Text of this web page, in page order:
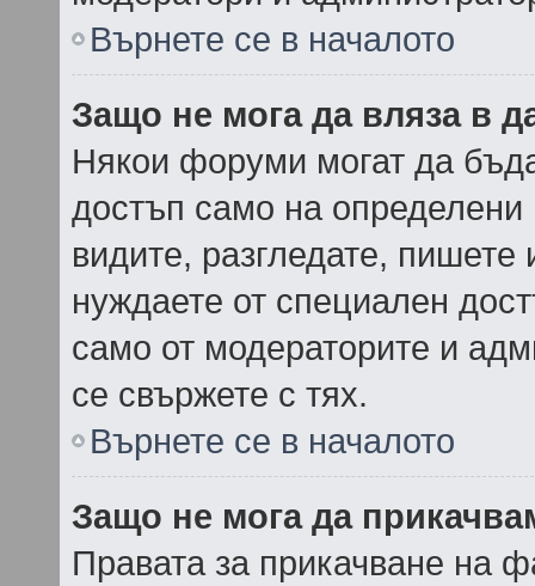
Върнете се в началото
Защо не мога да вляза в
Някои форуми могат да
достъп само на определени
видите, разгледате,
нуждаете от специален
само от модераторите и
се свържете с тях.
Върнете се в началото
Защо не мога да
Правата за прикачване на